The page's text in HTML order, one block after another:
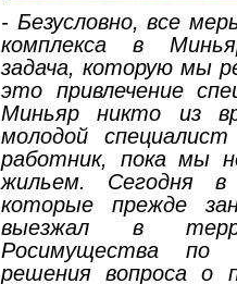
- Безусловно, все
комплекса в
задача, которую мы
это привлечение
Миньяр никто из
молодой
работник, пока мы
жильем. Сегодня
которые прежде
выезжал в
Росимущества по
решения вопроса о